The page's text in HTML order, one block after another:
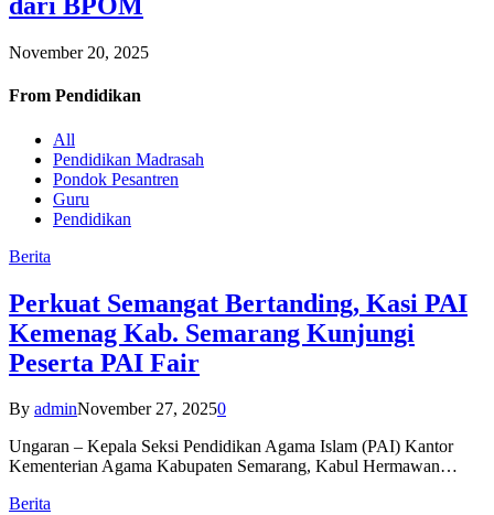
November 20, 2025
From Pendidikan
All
Pendidikan Madrasah
Pondok Pesantren
Guru
Pendidikan
Berita
Perkuat Semangat Bertanding, Kasi PAI
Kemenag Kab. Semarang Kunjungi
Peserta PAI Fair
By adminNovember 27, 20250
Ungaran – Kepala Seksi Pendidikan Agama Islam (PAI) Kantor
Kementerian Agama Kabupaten Semarang, Kabul Hermawan…
Berita